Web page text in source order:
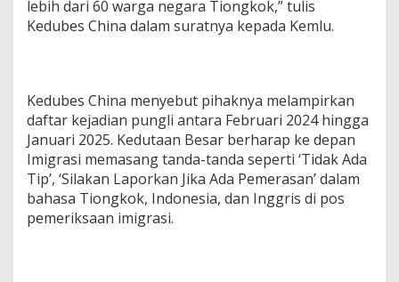
lebih dari 60 warga negara Tiongkok,” tulis
Kedubes China dalam suratnya kepada Kemlu.
Kedubes China menyebut pihaknya melampirkan
daftar kejadian pungli antara Februari 2024 hingga
Januari 2025. Kedutaan Besar berharap ke depan
Imigrasi memasang tanda-tanda seperti ‘Tidak Ada
Tip’, ‘Silakan Laporkan Jika Ada Pemerasan’ dalam
bahasa Tiongkok, Indonesia, dan Inggris di pos
pemeriksaan imigrasi.